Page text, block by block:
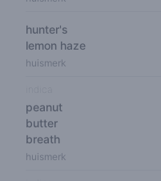
hunter's
lemon haze
huismerk
peanut
butter
breath
huismerk